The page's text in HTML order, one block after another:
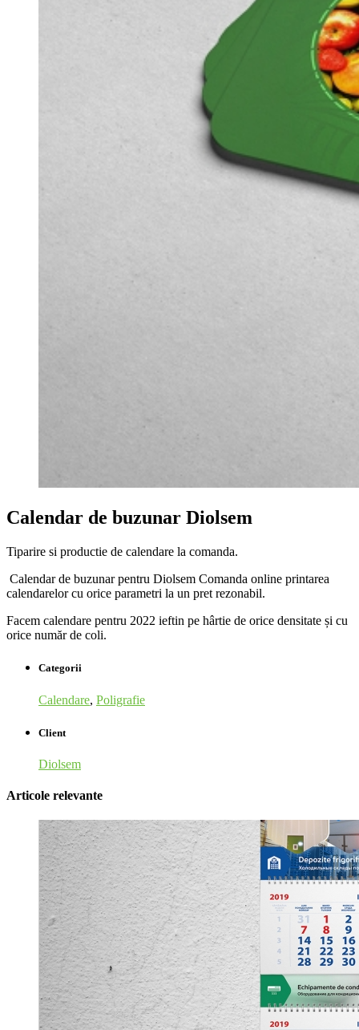
Calendar de buzunar Diolsem
Tiparire si productie de calendare la comanda.
Calendar de buzunar pentru Diolsem Comanda online printarea
calendarelor cu orice parametri la un pret rezonabil.
Facem calendare pentru 2022 ieftin pe hârtie de orice densitate și cu
orice număr de coli.
Categorii
Calendare, Poligrafie
Client
Diolsem
Articole relevante